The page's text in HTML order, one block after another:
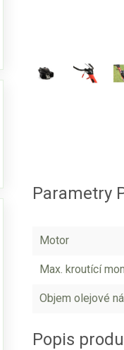
Parametry
Motor
Max. kroutící
Objem olejové
Popis